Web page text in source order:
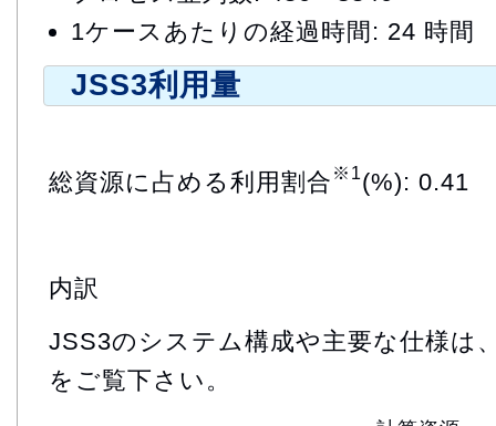
1ケースあたりの経過時間: 24 時間
JSS3利用量
総資源に占める利用割合 ※1(%): 0.41
内訳
JSS3のシステム構成や主要な仕様は
をご覧下さい。